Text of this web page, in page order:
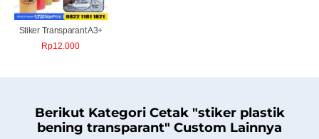
Stiker Transparant A3+
Rp12.000
Berikut Kategori Cetak "stiker plastik
bening transparant" Custom Lainnya